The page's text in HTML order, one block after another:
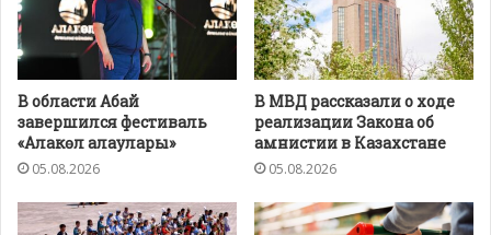
В области Абай
завершился фестиваль
«Алакөл алаулары»
05.08.2026
В МВД рассказали о ходе
реализации Закона об
амнистии в Казахстане
05.08.2026